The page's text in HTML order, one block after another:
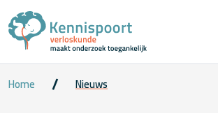
Home Nieuws